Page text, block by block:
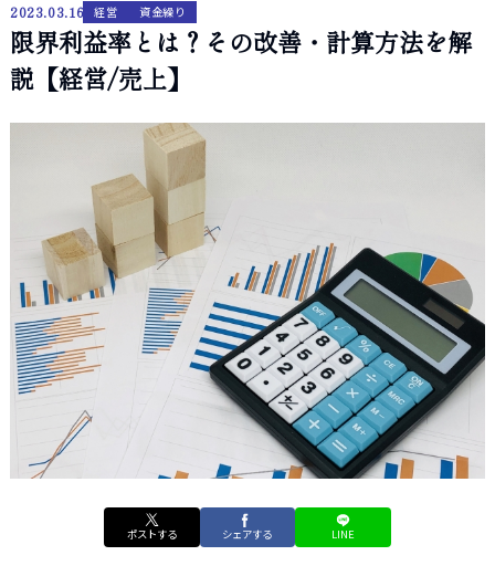
2023.03.16 経営 資金繰り
限界利益率とは？その改善・計算方法を解
説【経営/売上】
ポストする シェアする LINE